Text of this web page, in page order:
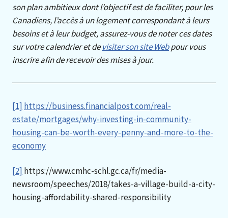
son plan ambitieux dont l’objectif est de faciliter, pour les
Canadiens, l’accès à un logement correspondant à leurs
besoins et à leur budget, assurez-vous de noter ces dates
sur votre calendrier et devisiter son site Webpour vous
inscrire afin de recevoir des mises à jour.
[1] https://business.financialpost.com/real-
estate/mortgages/why-investing-in-community-
housing-can-be-worth-every-penny-and-more-to-the-
economy
[2] https://www.cmhc-schl.gc.ca/fr/media-
newsroom/speeches/2018/takes-a-village-build-a-city-
housing-affordability-shared-responsibility